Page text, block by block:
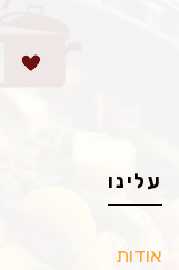
עלינו
אודות